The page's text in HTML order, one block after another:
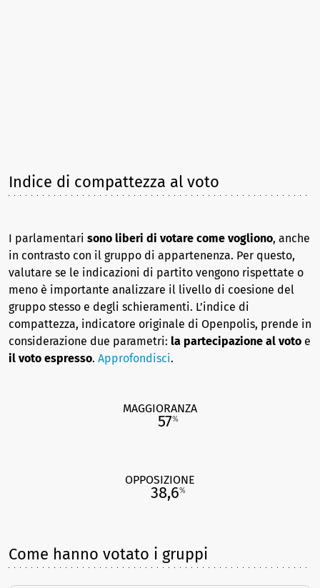
Indice di compattezza al voto
I parlamentari sono liberi di votare come vogliono, anche
in contrasto con il gruppo di appartenenza. Per questo,
valutare se le indicazioni di partito vengono rispettate o
meno è importante analizzare il livello di coesione del
gruppo stesso e degli schieramenti. L’indice di
compattezza, indicatore originale di Openpolis, prende in
considerazione due parametri: la partecipazione al voto e
il voto espresso. Approfondisci.
MAGGIORANZA
57%
OPPOSIZIONE
38,6%
Come hanno votato i gruppi